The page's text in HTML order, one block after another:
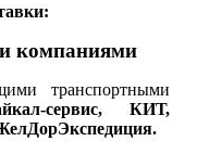
компаниями
транспортными
сервис, КИТ,